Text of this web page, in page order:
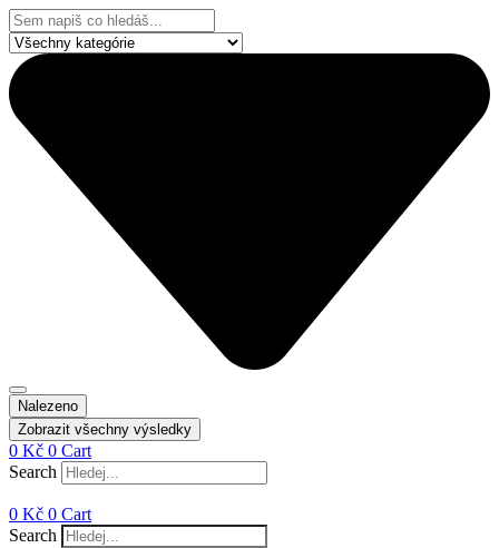
Přejít
k
obsahu
Search
...
Nalezeno
Zobrazit všechny výsledky
0 Kč 0 Cart
Search
0 Kč 0 Cart
Search